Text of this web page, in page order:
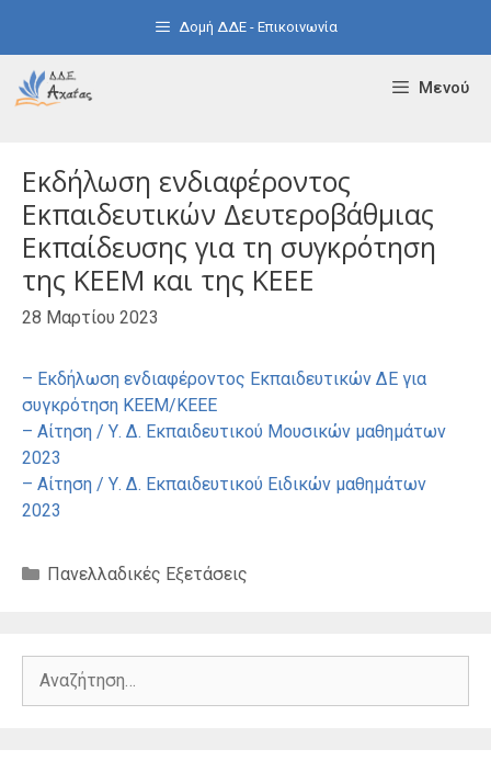
Δομή ΔΔΕ - Επικοινωνία
Μενού
Εκδήλωση ενδιαφέροντος
Εκπαιδευτικών Δευτεροβάθμιας
Εκπαίδευσης για τη συγκρότηση
της ΚΕΕΜ και της ΚΕΕΕ
28 Μαρτίου 2023
– Εκδήλωση ενδιαφέροντος Εκπαιδευτικών ΔΕ για
συγκρότηση ΚΕΕΜ/ΚΕΕΕ
– Αίτηση / Υ. Δ. Εκπαιδευτικού Μουσικών μαθημάτων
2023
– Αίτηση / Υ. Δ. Εκπαιδευτικού Ειδικών μαθημάτων
2023
Κατηγορίες
Πανελλαδικές Εξετάσεις
Αναζήτηση